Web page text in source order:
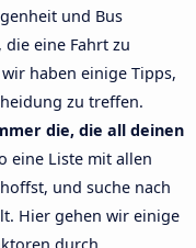
und Bus
die eine Fahrt zu
haben einige Tipps,
zu treffen.
die, die all deinen
eine Liste mit allen
und suche nach
Hier gehen wir einige